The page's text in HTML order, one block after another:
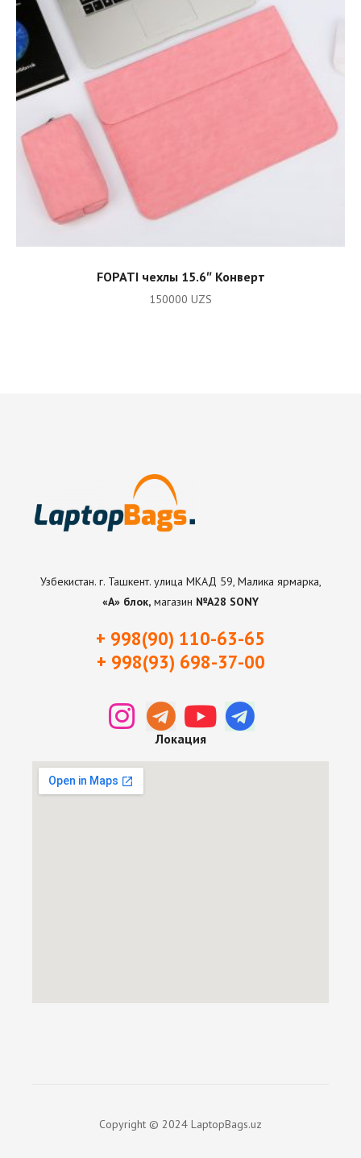
ADD TO CART
FOPATI чехлы 15.6″ Конверт
150000 UZS
Узбекистан. г. Ташкент. улица МКАД 59, Малика ярмарка,
«А» блок, магазин №А28 SONY
+ 998(90) 110-63-65
+ 998(93) 698-37-00
Локация
Copyright © 2024 LaptopBags.uz